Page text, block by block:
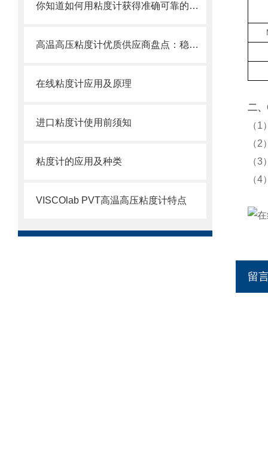
你知道如何用粘度计获得准确可靠的测量数据吗？
高温高压粘度计优质供应商盘点：稳定性与耐用性兼顾
在线粘度计应用及原理
进口粘度计使用前须知
粘度计的应用及种类
VISCOlab PVT高温高压粘度计特点
二
（
（
（
（
留